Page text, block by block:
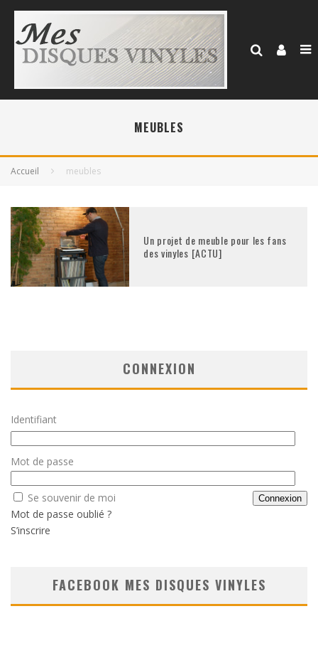
MEUBLES
Accueil meubles
Un projet de meuble pour les fans
des vinyles [ACTU]
CONNEXION
Identifiant
Mot de passe
Se souvenir de moi
Mot de passe oublié ?
S’inscrire
FACEBOOK MES DISQUES VINYLES